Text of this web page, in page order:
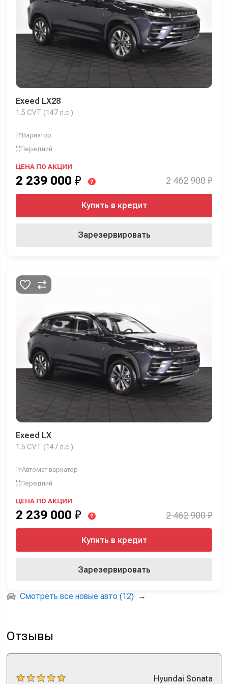
Exeed LX28
1.5 CVT (147 л.с.)
Вариатор
Передний
ЦЕНА ПО АКЦИИ
2 239 000 ₽ ? 2 462 900 ₽
Купить в кредит
Зарезервировать
Exeed LX
1.5 CVT (147 л.с.)
Автомат вариатор
Передний
ЦЕНА ПО АКЦИИ
2 239 000 ₽ ? 2 462 900 ₽
Купить в кредит
Зарезервировать
Смотреть все новые авто (12) →
Отзывы
Hyundai Sonata